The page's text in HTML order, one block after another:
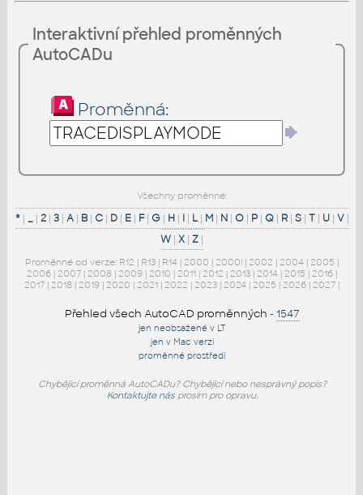
Interaktivní přehled proměnných
AutoCADu
Proměnná:
Všechny proměnné:
*| _| 2| 3| A| B| C| D| E| F| G| H | I| L| M| N| O| P| Q| R| S| T| U| V|
W | X | Z |
Proměnné od verze: R12 | R13 | R14 | 2000 | 2000i | 2002 | 2004 | 2005 |
2006 | 2007 | 2008 | 2009 | 2010 | 2011 | 2012 | 2013 | 2014 | 2015 | 2016 |
2017 | 2018 | 2019 | 2020 | 2021 | 2022 | 2023 | 2024 | 2025 | 2026 | 2027 |
Přehled všech AutoCAD proměnných - 1547
jen neobsažené v LT
jen v Mac verzi
proměnné prostředí
Chybějící proměnná AutoCADu? Chybějící nebo nesprávný popis?
Kontaktujte násprosím pro opravu.